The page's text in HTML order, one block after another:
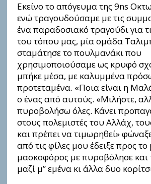
Εκείνο το απόγευμα της 9ns
ενώ τραγουδούσαμε με τις
ένα παραδοσιακό τραγούδι για
του τόπου μας, μία ομάδα
σταμάτησε το πουλμανάκι που
χρησιμοποιούσαμε ως κρυφό
μπήκε μέσα, με καλυμμένα
προτεταμένα. «Ποια είναι η
ο ένας από αυτούς. «Μιλήστε,
πυροβολήσω όλες. Κάνει
στους πολεμιστές του Αλλάχ,
και πρέπει να τιμωρηθεί»
από τις φίλες μου έδειξε πρoς
μασκοφόρος με πυροβόλησε και
μαζί μ” εμένα κι άλλα δυο